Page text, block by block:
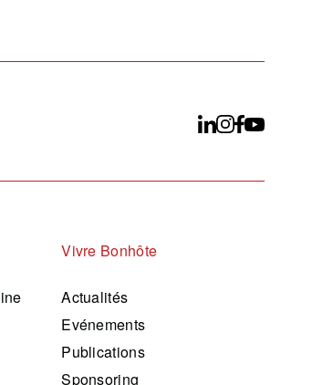
Vivre Bonhôte
Actualités
Evénements
Publications
Sponsoring